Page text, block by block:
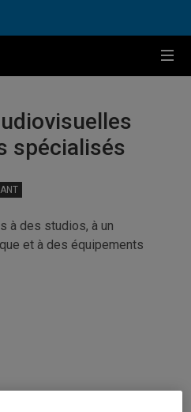
spécialisés
à des studios, à un
et à des équipements